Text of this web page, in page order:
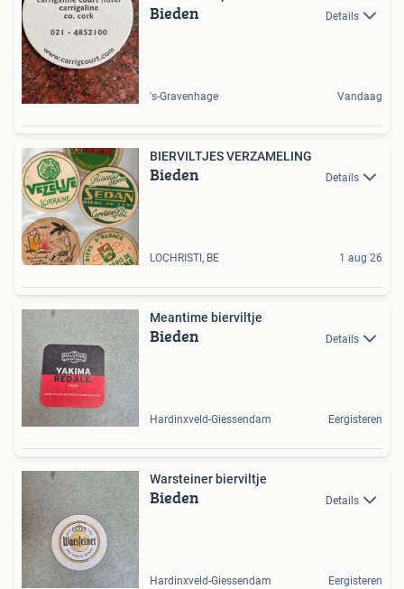
Bieden Details
's-Gravenhage Vandaag
BIERVILTJES VERZAMELING
Bieden Details
LOCHRISTI, BE 1 aug 26
Meantime bierviltje
Bieden Details
Hardinxveld-Giessendam Eergisteren
Warsteiner bierviltje
Bieden Details
Hardinxveld-Giessendam Eergisteren